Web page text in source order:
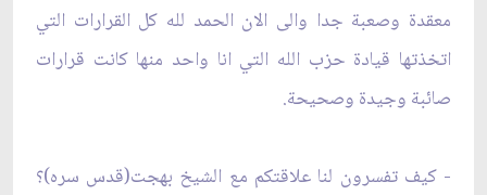
معقدة وصعبة جدا والى الان الحمد لله كل القرارات التي
اتخذتها قيادة حزب الله التي انا واحد منها كانت قرارات
صائبة وجيدة وصحيحة.
- كيف تفسرون لنا علاقتكم مع الشيخ بهجت(قدس سره)؟